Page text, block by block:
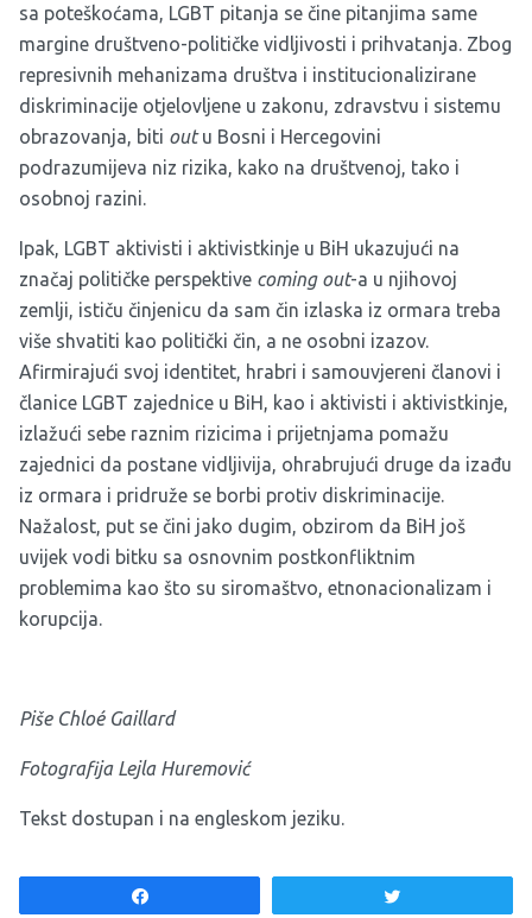
sa poteškoćama, LGBT pitanja se čine pitanjima same
margine društveno-političke vidljivosti i prihvatanja. Zbog
represivnih mehanizama društva i institucionalizirane
diskriminacije otjelovljene u zakonu, zdravstvu i sistemu
obrazovanja, biti outu Bosni i Hercegovini
podrazumijeva niz rizika, kako na društvenoj, tako i
osobnoj razini.
Ipak, LGBT aktivisti i aktivistkinje u BiH ukazujući na
značaj političke perspektive coming out-a u njihovoj
zemlji, ističu činjenicu da sam čin izlaska iz ormara treba
više shvatiti kao politički čin, a ne osobni izazov.
Afirmirajući svoj identitet, hrabri i samouvjereni članovi i
članice LGBT zajednice u BiH, kao i aktivisti i aktivistkinje,
izlažući sebe raznim rizicima i prijetnjama pomažu
zajednici da postane vidljivija, ohrabrujući druge da izađu
iz ormara i pridruže se borbi protiv diskriminacije.
Nažalost, put se čini jako dugim, obzirom da BiH još
uvijek vodi bitku sa osnovnim postkonfliktnim
problemima kao što su siromaštvo, etnonacionalizam i
korupcija.
Piše Chloé Gaillard
Fotografija Lejla Huremović
Tekst dostupan i na engleskom jeziku.